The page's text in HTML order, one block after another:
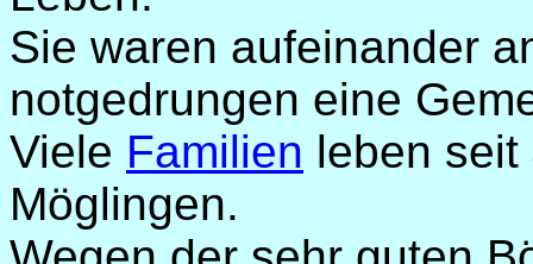
Sie waren aufeinander
notgedrungen eine
Viele Familien leben
Möglingen.